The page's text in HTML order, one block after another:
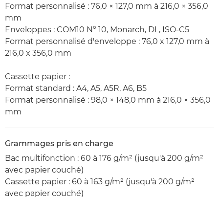
Format personnalisé : 76,0 × 127,0 mm à 216,0 × 356,0
mm
Enveloppes : COM10 N° 10, Monarch, DL, ISO-C5
Format personnalisé d'enveloppe : 76,0 x 127,0 mm à
216,0 x 356,0 mm
Cassette papier :
Format standard : A4, A5, A5R, A6, B5
Format personnalisé : 98,0 × 148,0 mm à 216,0 × 356,0
mm
Grammages pris en charge
Bac multifonction : 60 à 176 g/m² (jusqu'à 200 g/m²
avec papier couché)
Cassette papier : 60 à 163 g/m² (jusqu'à 200 g/m²
avec papier couché)